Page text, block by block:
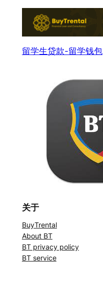
留学生贷款-留学钱包
关于
BuyTrental
About BT
BT privacy policy
BT service